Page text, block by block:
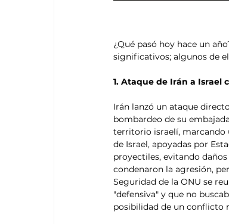
¿Qué pasó hoy hace un
significativos; algunos de
1. Ataque de Irán a Israel
Irán lanzó un ataque
bombardeo de su
territorio israelí, marcando
de Israel, apoyadas por
proyectiles, evitando
condenaron la agresión,
Seguridad de la ONU se
"defensiva" y que no
posibilidad de un conflicto